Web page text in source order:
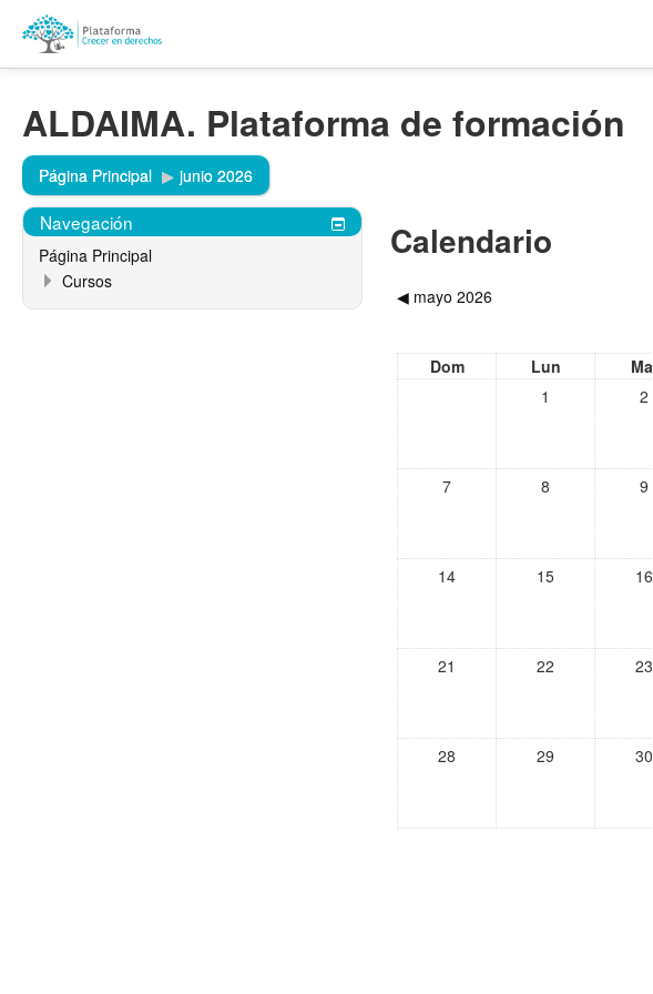
ALDAIMA. Plataforma de formación
Página Principal ▶︎ junio 2026
Calendario
◀︎ mayo 2026
Dom Lun
1
2
7 8 9
14 15 16
21 22 23
28 29 30
Navegación
Página Principal
Cursos